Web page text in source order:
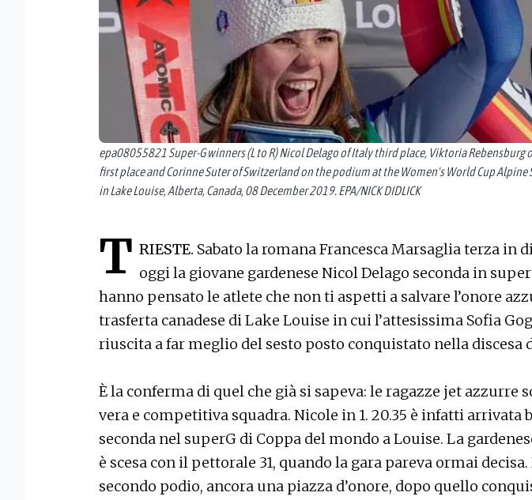
epa08055821 Super-G winners (L to R) Nicol Delago of Italy third place, Viktoria Rebensburg
first place and Corinne Suter of Switzerland on the podium at the Women's World Cup Alpine
in Lake Louise, Alberta, Canada, 08 December 2019. EPA/NICK DIDLICK
T RIESTE. Sabato la romana Francesca Marsaglia terza in
oggi la giovane gardenese Nicol Delago seconda in
hanno pensato le atlete che non ti aspetti a salvare l’onore
trasferta canadese di Lake Louise in cui l’attesissima Sofia
riuscita a far meglio del sesto posto conquistato nella discesa
È la conferma di quel che già si sapeva: le ragazze jet azzurre
vera e competitiva squadra. Nicole in 1. 20.35 è infatti arrivata
seconda nel superG di Coppa del mondo a Louise. La
è scesa con il pettorale 31, quando la gara pareva ormai
secondo podio, ancora una piazza d’onore, dopo quello